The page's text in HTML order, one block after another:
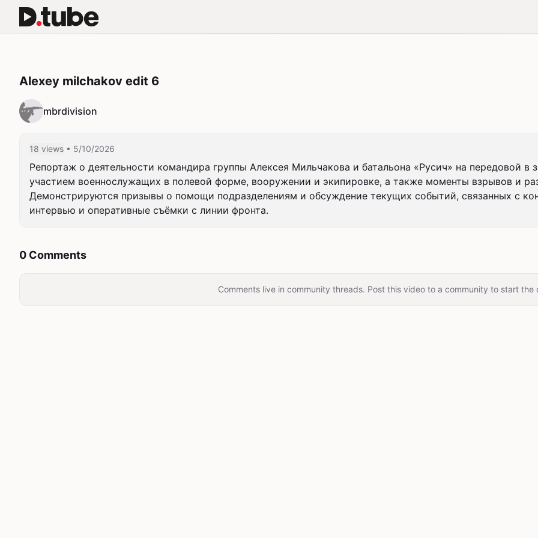
Alexey milchakov edit 6
mbrdivision
18 views • 5/10/2026
Репортаж о деятельности командира группы Алексея Мильчакова и батальона «Русич» на передовой
участием военнослужащих в полевой форме, вооружении и экипировке, а также моменты взрывов и
Демонстрируются призывы о помощи подразделениям и обсуждение текущих событий, связанных с
интервью и оперативные съёмки с линии фронта.
0 Comments
Comments live in community threads. Post this video to a community to start the